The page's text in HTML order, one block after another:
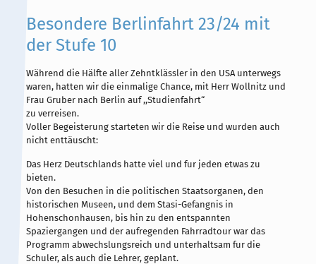
Speiseplan Alt + Shift + S
Kalender
Kontakte / Sekretariat Alt + Shift + C
Besondere Berlinfahrt 23/24 mit
der Stufe 10
Während die Hälfte aller Zehntklässler in den USA unterwegs
waren, hatten wir die einmalige Chance, mit Herr Wollnitz und
Frau Gruber nach Berlin auf ,,Studienfahrt“
zu verreisen.
Voller Begeisterung starteten wir die Reise und wurden auch
nicht enttäuscht:
Das Herz Deutschlands hatte viel und fur jeden etwas zu
bieten.
Von den Besuchen in die politischen Staatsorganen, den
historischen Museen, und dem Stasi-Gefangnis in
Hohenschonhausen, bis hin zu den entspannten
Spaziergangen und der aufregenden Fahrradtour war das
Programm abwechslungsreich und unterhaltsam fur die
Schuler, als auch die Lehrer, geplant.